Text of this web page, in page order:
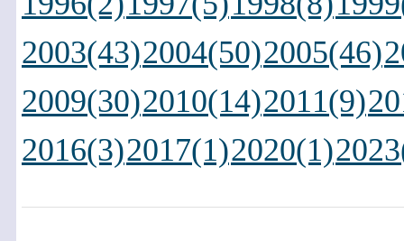
2003(43)2004(50)2005(46)
2009(30)2010(14)2011(9)
2016(3)2017(1)2020(1)